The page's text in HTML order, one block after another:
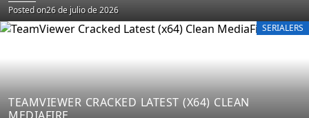
Posted on26 de julio de 2026
SERIALERS
TEAMVIEWER CRACKED LATEST (X64) CLEAN